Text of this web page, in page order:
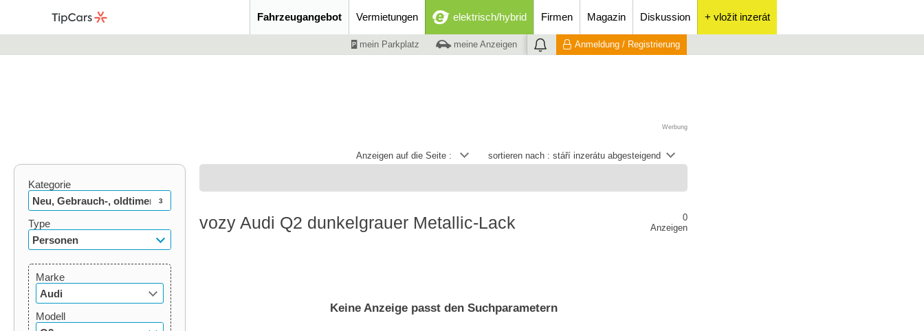
Fahrzeugangebot Vermietungen elektrisch/hybrid Firmen Magazin Diskussion + vložit inzerát
mein Parkplatz meine Anzeigen Anmeldung / Registrierung
Werbung
sortieren nach : stáří inzerátu abgesteigend
Anzeigen auf die Seite :
Kategorie
Neu, Gebrauch-, oldtimer
3
Type
Personen
Marke
Audi
Modell
vozy Audi Q2 dunkelgrauer Metallic-Lack
0
Anzeigen
Keine Anzeige passt den Suchparametern